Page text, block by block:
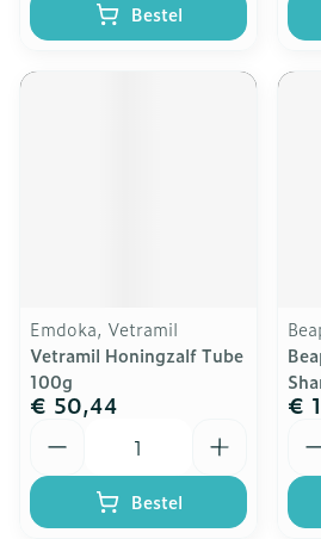
Bestel
Emdoka, Vetramil
Vetramil Honingzalf Tube
100g
€ 50,44
Bestel
€